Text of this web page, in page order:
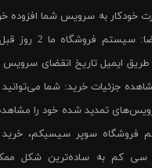
خودکار به سرویس شما افزوده
یادآوری تاریخ انقضا:
ایمیل تاریخ انقضای سرویس
جزئیات خرید: شما می‌توانید
تمدید شده خود را مشاهده
فروشگاه سوپر سیسیکم،
کم به ساده‌ترین شکل